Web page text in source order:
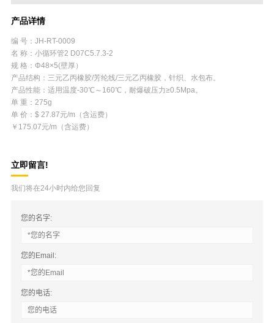
产品详情
编 号：JH-RT-0009
名 称：小循环管2 D07C5.7.3-2
规 格：Φ48×5(壁厚）
产品结构：三元乙丙橡胶/芳纶线/三元乙丙橡胶，针织、水包布。
产品性能：适用温度-30℃～160℃，耐爆破压力≥0.5Mpa。
单 重：275g
单 价：$ 27.87元/m（含运费）
￥175.07元/m（含运费）
立即留言!
我们将在24小时内给您回复
您的名字:
您的Email:
您的电话: